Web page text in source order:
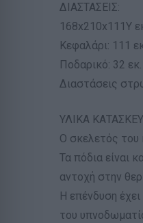
ΔΙΑΣΤΑΣΕΙΣ:
168x210x111Υ
Κεφαλάρι: 111
Ποδαρικό: 32 εκ.
Διαστάσεις
ΥΛΙΚΑ
Ο σκελετός του
Τα πόδια είναι
αντοχή στην
Η επένδυση
του